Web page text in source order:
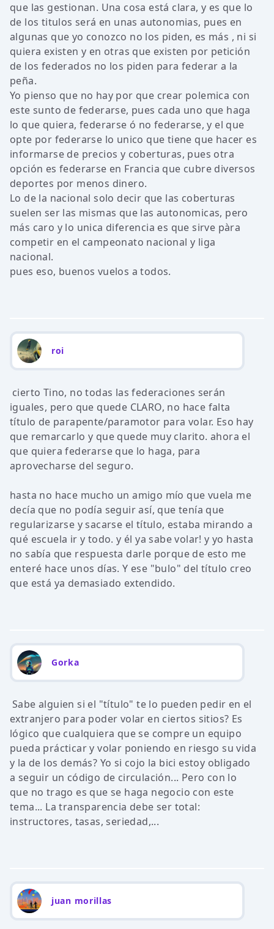
que las gestionan. Una cosa está clara, y es que lo
de los titulos será en unas autonomias, pues en
algunas que yo conozco no los piden, es más , ni si
quiera existen y en otras que existen por petición
de los federados no los piden para federar a la
peña.
Yo pienso que no hay por que crear polemica con
este sunto de federarse, pues cada uno que haga
lo que quiera, federarse ó no federarse, y el que
opte por federarse lo unico que tiene que hacer es
informarse de precios y coberturas, pues otra
opción es federarse en Francia que cubre diversos
deportes por menos dinero.
Lo de la nacional solo decir que las coberturas
suelen ser las mismas que las autonomicas, pero
más caro y lo unica diferencia es que sirve pàra
competir en el campeonato nacional y liga
nacional.
pues eso, buenos vuelos a todos.
roi
cierto Tino, no todas las federaciones serán
iguales, pero que quede CLARO, no hace falta
título de parapente/paramotor para volar. Eso hay
que remarcarlo y que quede muy clarito. ahora el
que quiera federarse que lo haga, para
aprovecharse del seguro.
hasta no hace mucho un amigo mío que vuela me
decía que no podía seguir así, que tenía que
regularizarse y sacarse el título, estaba mirando a
qué escuela ir y todo. y él ya sabe volar! y yo hasta
no sabía que respuesta darle porque de esto me
enteré hace unos días. Y ese "bulo" del título creo
que está ya demasiado extendido.
Gorka
Sabe alguien si el "título" te lo pueden pedir en el
extranjero para poder volar en ciertos sitios? Es
lógico que cualquiera que se compre un equipo
pueda prácticar y volar poniendo en riesgo su vida
y la de los demás? Yo si cojo la bici estoy obligado
a seguir un código de circulación... Pero con lo
que no trago es que se haga negocio con este
tema... La transparencia debe ser total:
instructores, tasas, seriedad,...
juan morillas